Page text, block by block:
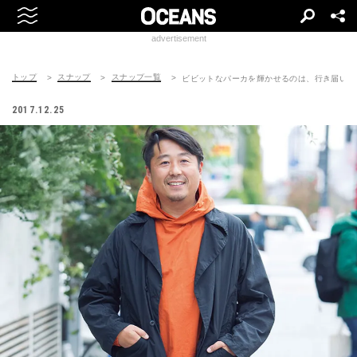
advertisement
トップ スナップ スナップ一覧 ビビットなパーカを輝かせるのは、行き届いた
2017.12.25